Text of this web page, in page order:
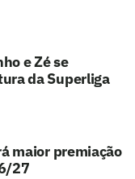
e Zé se
da Superliga
maior premiação
27